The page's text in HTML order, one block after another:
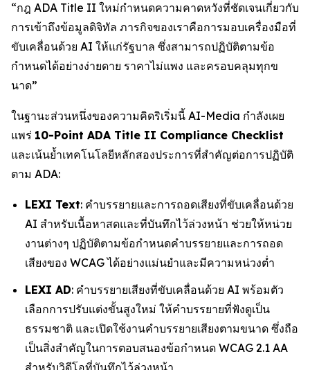
“กฎ ADA Title II ใหม่กำหนดความคาดหวังที่ชัดเจนเกี่ยวกับ
การเข้าถึงข้อมูลดิจิทัล ภารกิจของเราคือการมอบเครื่องมือที่
ขับเคลื่อนด้วย AI ให้แก่รัฐบาล ซึ่งสามารถปฏิบัติตามข้อ
กำหนดได้อย่างง่ายดาย ราคาไม่แพง และครอบคลุมทุกข
นาด”
ในฐานะส่วนหนึ่งของความคิดริเริ่มนี้ AI-Media กำลังเผย
แพร่ 10-Point ADA Title II Compliance Checklist
และเน้นย้ำเทคโนโลยีหลักสองประการที่สำคัญต่อการปฏิบัติ
ตาม ADA:
LEXI Text: คำบรรยายและการถอดเสียงที่ขับเคลื่อนด้วย
AI สำหรับเนื้อหาสดและที่บันทึกไว้ล่วงหน้า ช่วยให้หน่วย
งานต่างๆ ปฏิบัติตามข้อกำหนดคำบรรยายและการถอด
เสียงของ WCAG ได้อย่างแม่นยำและมีความหน่วงต่ำ
LEXI AD: คำบรรยายเสียงที่ขับเคลื่อนด้วย AI พร้อมตัว
เลือกการปรับแต่งขั้นสูงใหม่ ให้คำบรรยายที่ฟังดูเป็น
ธรรมชาติ และเปิดใช้งานคำบรรยายเสียงตามขนาด ซึ่งถือ
เป็นสิ่งสำคัญในการตอบสนองข้อกำหนด WCAG 2.1 AA
สำหรับวิดีโอที่บันทึกไว้ล่วงหน้า